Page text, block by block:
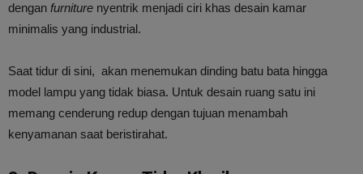
dengan furniture nyentrik menjadi ciri khas desain kamar
minimalis yang industrial.
Saat tidur di sini, akan menemukan dinding batu bata hingga
model lampu yang tidak biasa. Untuk desain ruang satu ini
memang cenderung redup dengan tujuan menambah
kenyamanan saat beristirahat.